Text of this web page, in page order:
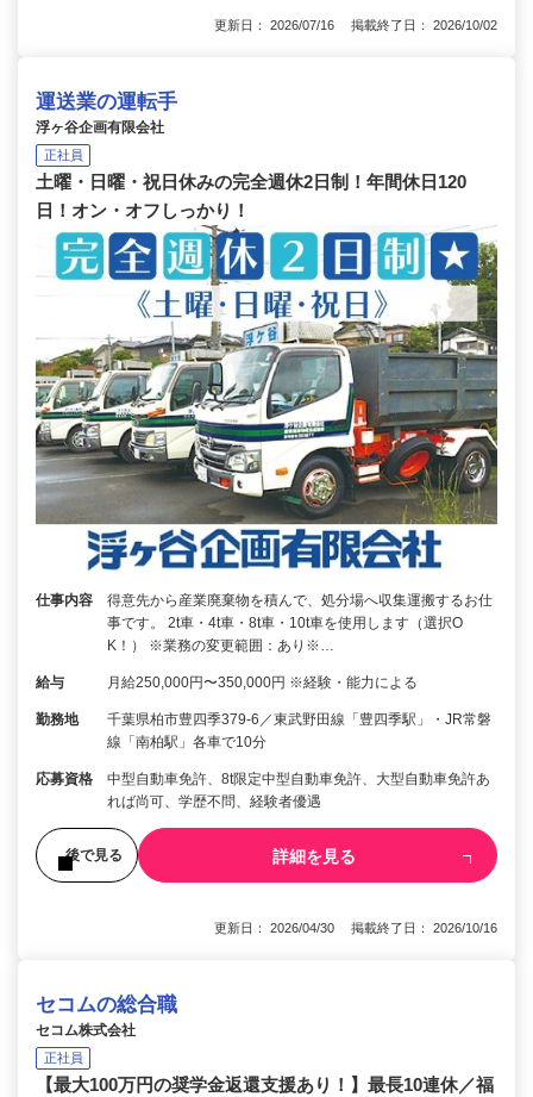
更新日： 2026/07/16 掲載終了日： 2026/10/02
運送業の運転手
浮ヶ谷企画有限会社
正社員
土曜・日曜・祝日休みの完全週休2日制！年間休日120
日！オン・オフしっかり！
仕事内容
得意先から産業廃棄物を積んで、処分場へ収集運搬するお仕
事です。 2t車・4t車・8t車・10t車を使用します（選択O
K！） ※業務の変更範囲：あり※…
給与 月給250,000円〜350,000円 ※経験・能力による
勤務地
千葉県柏市豊四季379-6／東武野田線「豊四季駅」・JR常磐
線「南柏駅」各車で10分
応募資格
中型自動車免許、8t限定中型自動車免許、大型自動車免許あ
れば尚可、学歴不問、経験者優遇
後で見る 詳細を見る
更新日： 2026/04/30 掲載終了日： 2026/10/16
セコムの総合職
セコム株式会社
正社員
【最大100万円の奨学金返還支援あり！】最長10連休／福